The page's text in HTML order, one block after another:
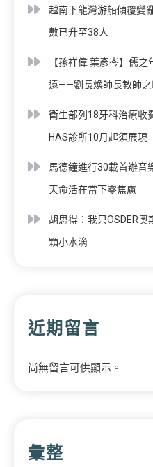
越南下龍灣游船傾覆變
數已升至38人
【孫祥偉 葉彥岑】儒
遠——劉長煥師長教師之
衛生部列18牙科治療收
HAS診所10月起須展現
馬德鐘進行30載首辦音
天命活在當下零焦慮
胡思得：我只OSDER
顆小水滴
近期留言
尚無留言可供顯示。
彙整